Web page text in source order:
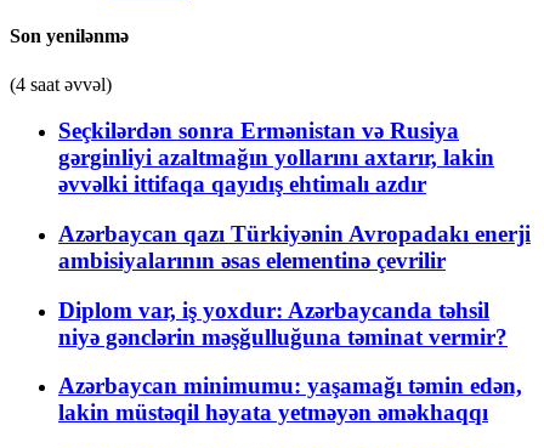
Son yenilənmə
(4 saat əvvəl)
Seçkilərdən sonra Ermənistan və Rusiya
gərginliyi azaltmağın yollarını axtarır, lakin
əvvəlki ittifaqa qayıdış ehtimalı azdır
Azərbaycan qazı Türkiyənin Avropadakı enerji
ambisiyalarının əsas elementinə çevrilir
Diplom var, iş yoxdur: Azərbaycanda təhsil
niyə gənclərin məşğulluğuna təminat vermir?
Azərbaycan minimumu: yaşamağı təmin edən,
lakin müstəqil həyata yetməyən əməkhaqqı